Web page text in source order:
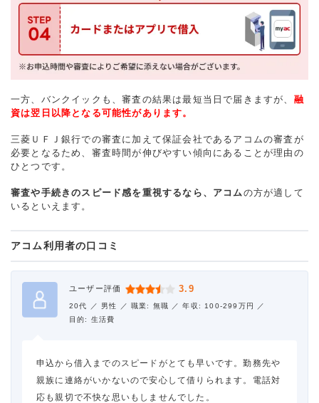
一方、バンクイックも、審査の結果は最短当日で届きますが、 融
資は翌日以降となる可能性があります。
三菱ＵＦＪ銀行での審査に加えて保証会社であるアコムの審査が
必要となるため、審査時間が伸びやすい傾向にあることが理由の
ひとつです。
審査や手続きのスピード感を重視するなら、アコム の方が適して
いるといえます。
アコム利用者の口コミ
ユーザー評価 3.9
20代 ／ 男性 ／ 職業: 無職 ／ 年収: 100-299万円 ／
目的: 生活費
申込から借入までのスピードがとても早いです。勤務先や
親族に連絡がいかないので安心して借りられます。電話対
応も親切で不快な思いもしませんでした。